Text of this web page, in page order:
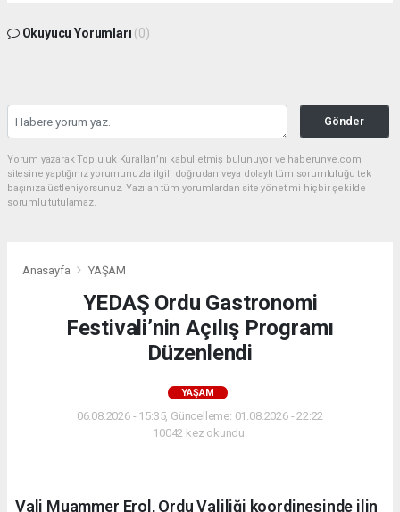
Okuyucu Yorumları (0)
Gönder
Yorum yazarak Topluluk Kuralları’nı kabul etmiş bulunuyor ve haberunye.com
sitesine yaptığınız yorumunuzla ilgili doğrudan veya dolaylı tüm sorumluluğu tek
başınıza üstleniyorsunuz. Yazılan tüm yorumlardan site yönetimi hiçbir şekilde
sorumlu tutulamaz.
Anasayfa YAŞAM
YEDAŞ Ordu Gastronomi
Festivali’nin Açılış Programı
Düzenlendi
YAŞAM
06.08.2026 - 15:35, Güncelleme: 01.08.2026 - 22:22
10042 kez okundu.
Vali Muammer Erol, Ordu Valiliği koordinesinde ilin